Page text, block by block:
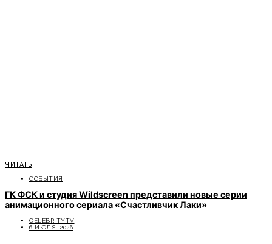
ЧИТАТЬ
СОБЫТИЯ
ГК ФСК и студия Wildscreen представили новые серии
анимационного сериала «Счастливчик Лаки»
CELEBRITYTV
6 ИЮЛЯ, 2026